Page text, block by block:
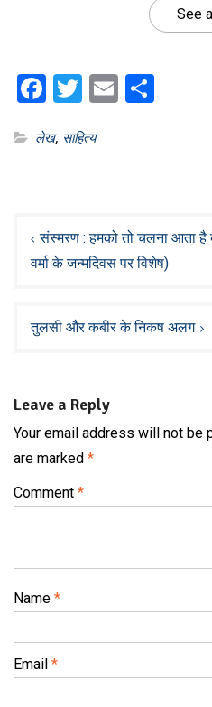
See
Facebook
Twitter
Email
लेख, साहित्य
navigation
संस्मरण : हमको तो चलना आता
वर्मा के जन्मदिवस पर विशेष)
तुलसी और कबीर के निकष अलग
Leave a Reply
Your email address will not be
are marked *
Comment *
Name *
Email *